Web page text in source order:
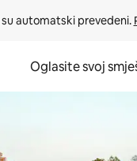
automatski prevedeni.
Oglasite svoj